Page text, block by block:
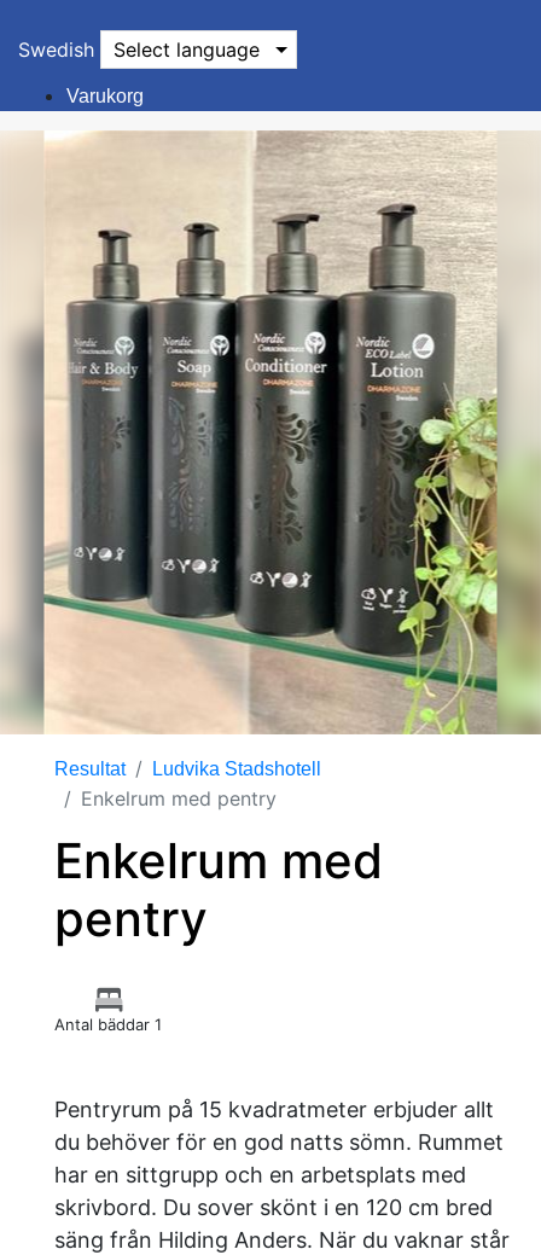
Swedish Select language
Varukorg
Resultat Ludvika Stadshotell
Enkelrum med pentry
Enkelrum med
pentry
Antal bäddar 1
Pentryrum på 15 kvadratmeter erbjuder allt
du behöver för en god natts sömn. Rummet
har en sittgrupp och en arbetsplats med
skrivbord. Du sover skönt i en 120 cm bred
säng från Hilding Anders. När du vaknar står